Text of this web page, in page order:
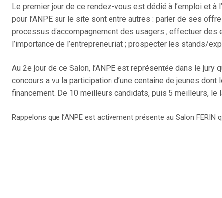
Le premier jour de ce rendez-vous est dédié à l’emploi et à
pour l’ANPE sur le site sont entre autres : parler de ses
processus d’accompagnement des usagers ; effectuer
l’importance de l’entrepreneuriat ; prospecter les stands/
Au 2e jour de ce Salon, l’ANPE est représentée dans le
concours a vu la participation d’une centaine de jeunes
financement. De 10 meilleurs candidats, puis 5 meilleurs, le
Rappelons que l’ANPE est activement présente au Salon